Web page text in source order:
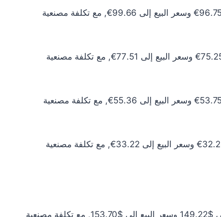
سعر الذهب عيار 18 اليوم يبلغ 87.96€ للشراء الخام و90.60€ للبيع الخام. أما مع إضافة المصنعية، فيرتفع سعر الشراء إلى 96.75€ وسعر البيع إلى 99.66€, مع تكلفة مصنعية
سعر الذهب عيار 14 اليوم يبلغ 68.41€ للشراء الخام و70.46€ للبيع الخام. أما مع إضافة المصنعية، فيرتفع سعر الشراء إلى 75.25€ وسعر البيع إلى 77.51€, مع تكلفة مصنعية
سعر الذهب عيار 10 اليوم يبلغ 48.87€ للشراء الخام و50.33€ للبيع الخام. أما مع إضافة المصنعية، فيرتفع سعر الشراء إلى 53.75€ وسعر البيع إلى 55.36€, مع تكلفة مصنعية
سعر الذهب عيار 6 اليوم يبلغ 29.32€ للشراء الخام و30.20€ للبيع الخام. أما مع إضافة المصنعية، فيرتفع سعر الشراء إلى 32.25€ وسعر البيع إلى 33.22€, مع تكلفة مصنعية
سعر الذهب عيار 24 اليوم يبلغ $135.66 للشراء الخام و$139.73 للبيع الخام. أما مع إضافة المصنعية، فيرتفع سعر الشراء إلى $149.22 وسعر البيع إلى $153.70, مع تكلفة مصنعية